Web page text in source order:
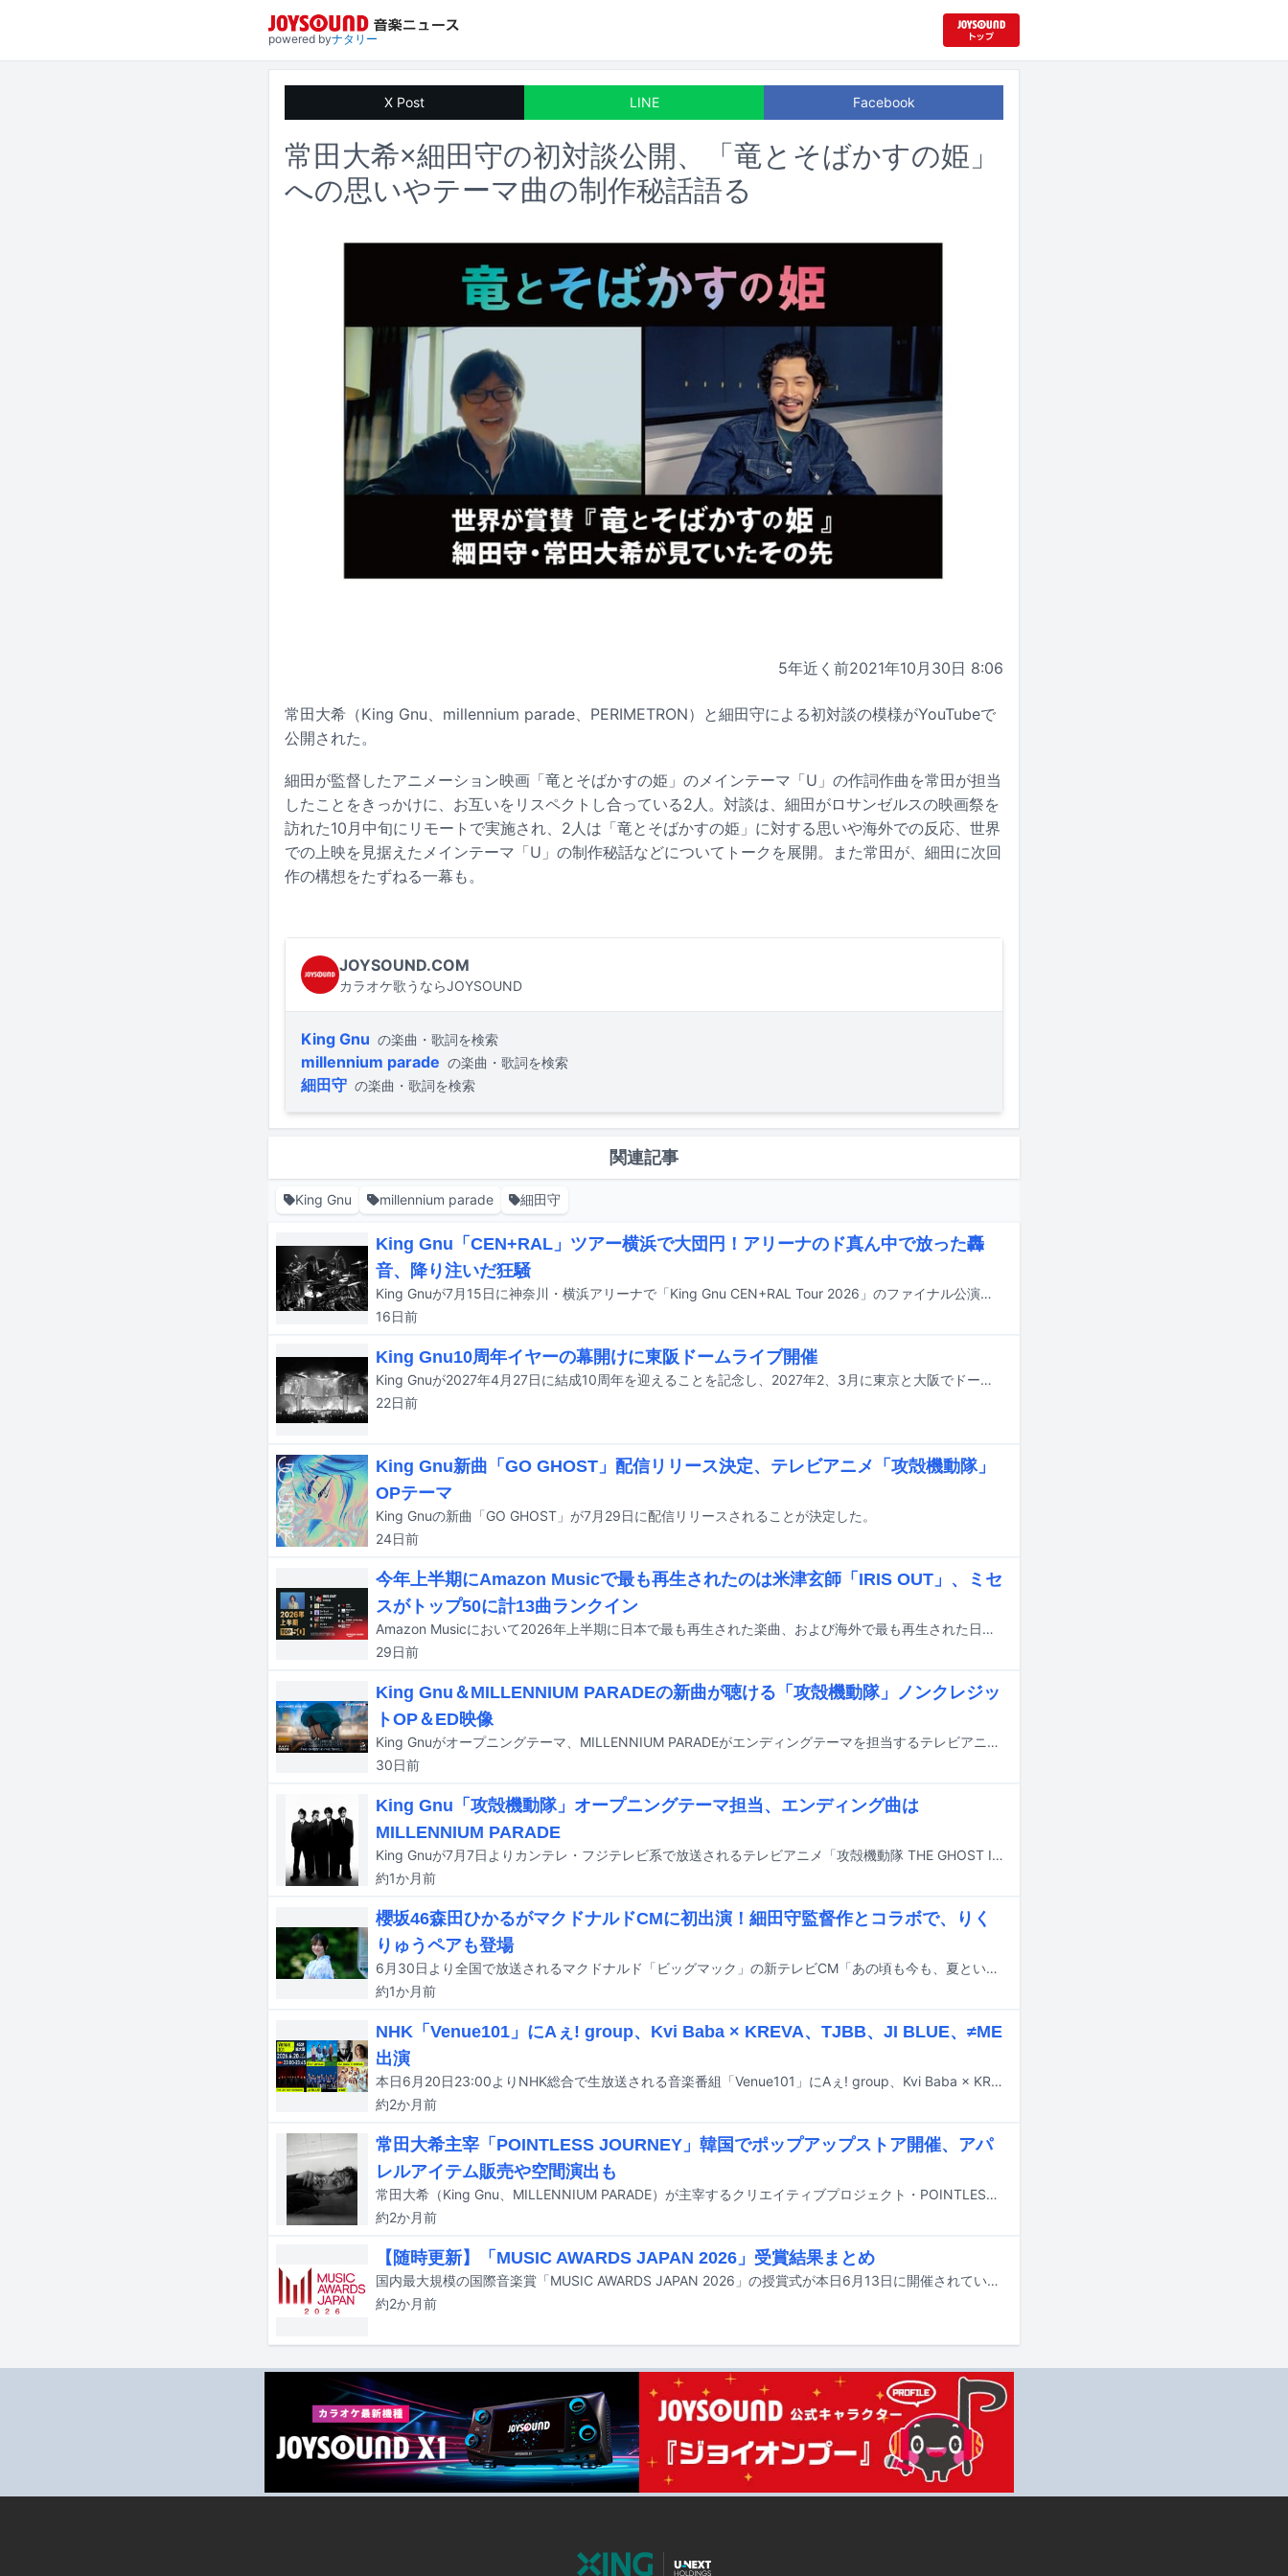
powered byナタリー
X Post LINE Facebook
常田大希×細田守の初対談公開、「竜とそばかすの姫」
への思いやテーマ曲の制作秘話語る
5年近く前2021年10月30日 8:06
常田大希（King Gnu、millennium parade、PERIMETRON）と細田守による初対談の模様がYouTubeで
公開された。
細田が監督したアニメーション映画「竜とそばかすの姫」のメインテーマ「U」の作詞作曲を常田が担当
したことをきっかけに、お互いをリスペクトし合っている2人。対談は、細田がロサンゼルスの映画祭を
訪れた10月中旬にリモートで実施され、2人は「竜とそばかすの姫」に対する思いや海外での反応、世界
での上映を見据えたメインテーマ「U」の制作秘話などについてトークを展開。また常田が、細田に次回
作の構想をたずねる一幕も。
JOYSOUND.COM
カラオケ歌うならJOYSOUND
King Gnu の楽曲・歌詞を検索
millennium parade の楽曲・歌詞を検索
細田守 の楽曲・歌詞を検索
関連記事
King Gnu millennium parade 細田守
King Gnu「CEN+RAL」ツアー横浜で大団円！アリーナのド真ん中で放った轟
音、降り注いだ狂騒
King Gnuが7月15日に神奈川・横浜アリーナで「King Gnu CEN+RAL Tour 2026」のファイナル公演を行った。
16日前
King Gnu10周年イヤーの幕開けに東阪ドームライブ開催
King Gnuが2027年4月27日に結成10周年を迎えることを記念し、2027年2、3月に東京と大阪でドームライブ「KICKOFF」を開催する。
22日前
King Gnu新曲「GO GHOST」配信リリース決定、テレビアニメ「攻殻機動隊」
OPテーマ
King Gnuの新曲「GO GHOST」が7月29日に配信リリースされることが決定した。
24日前
今年上半期にAmazon Musicで最も再生されたのは米津玄師「IRIS OUT」、ミセ
スがトップ50に計13曲ランクイン
Amazon Musicにおいて2026年上半期に日本で最も再生された楽曲、および海外で最も再生された日本の楽曲のランキングが発表された。
29日前
King Gnu＆MILLENNIUM PARADEの新曲が聴ける「攻殻機動隊」ノンクレジッ
トOP＆ED映像
King Gnuがオープニングテーマ、MILLENNIUM PARADEがエンディングテーマを担当するテレビアニメ「攻殻機動隊 THE GHOST IN THE SHELL」のオープニング映像およびエンディング映像のノンクレジットバージョンがYouTubeで公開された。
30日前
King Gnu「攻殻機動隊」オープニングテーマ担当、エンディング曲は
MILLENNIUM PARADE
King Gnuが7月7日よりカンテレ・フジテレビ系で放送されるテレビアニメ「攻殻機動隊 THE GHOST IN THE SHELL」のオープニングテーマを担当する。
約1か月前
櫻坂46森田ひかるがマクドナルドCMに初出演！細田守監督作とコラボで、りく
りゅうペアも登場
6月30日より全国で放送されるマクドナルド「ビッグマック」の新テレビCM「あの頃も今も、夏といえば」編に、櫻坂46の森田ひかるが出演する。
約1か月前
NHK「Venue101」にAぇ! group、Kvi Baba × KREVA、TJBB、JI BLUE、≠ME
出演
本日6月20日23:00よりNHK総合で生放送される音楽番組「Venue101」にAぇ! group、Kvi Baba × KREVA、THE JET BOY BANGERZ、JI BLUE、≠MEが出演する。
約2か月前
常田大希主宰「POINTLESS JOURNEY」韓国でポップアップストア開催、アパ
レルアイテム販売や空間演出も
常田大希（King Gnu、MILLENNIUM PARADE）が主宰するクリエイティブプロジェクト・POINTLESS JOURNEYのポップアップストア「POINTLESS JOURNEY POP-UP at MUSINSA EMPTY（聖水）」が6月19日から25日にかけて韓国・MUSINSA EMPTY 聖水で開催される。
約2か月前
【随時更新】「MUSIC AWARDS JAPAN 2026」受賞結果まとめ
国内最大規模の国際音楽賞「MUSIC AWARDS JAPAN 2026」の授賞式が本日6月13日に開催されている。この記事では各部門の受賞結果を発表していく。以下リストの★印が受賞者・受賞作品となる。
約2か月前